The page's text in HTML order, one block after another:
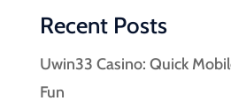
Recent Posts
Uwin33 Casino: Quick
Fun